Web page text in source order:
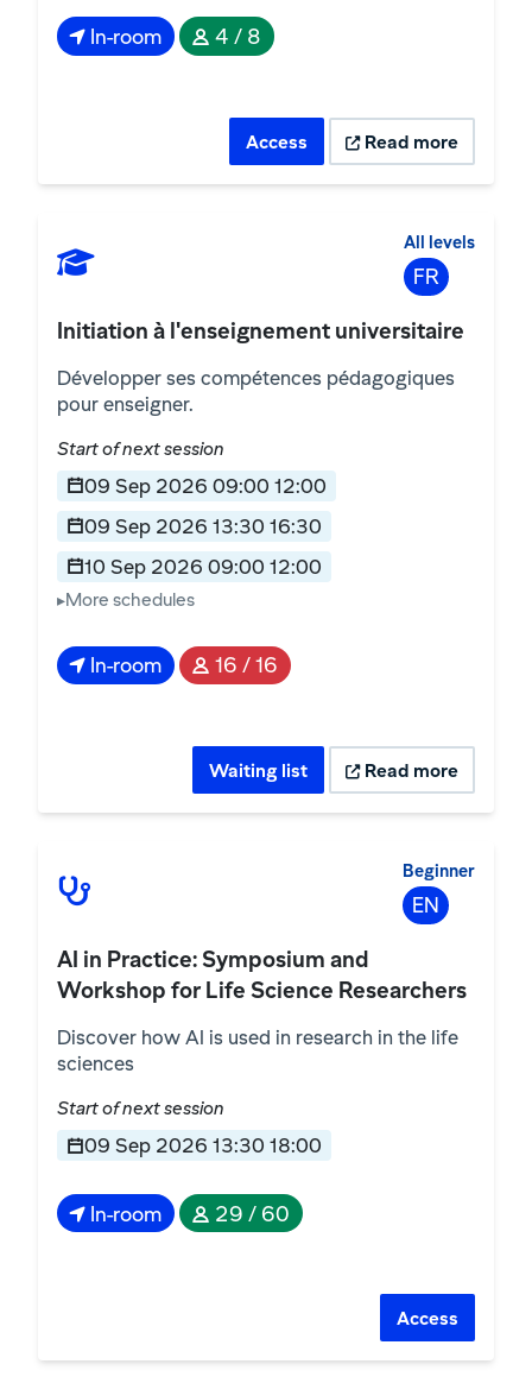
In-room 4 / 8
Access Read more
All levels
FR
Initiation à l'enseignement universitaire
Développer ses compétences pédagogiques
pour enseigner.
Start of next session
09 Sep 2026 09:00 12:00
09 Sep 2026 13:30 16:30
10 Sep 2026 09:00 12:00
10 Sep 2026 13:30 16:30
11 Sep 2026 09:00 12:00
11 Sep 2026 13:30 16:30
In-room 16 / 16
Waiting list Read more
Beginner
EN
AI in Practice: Symposium and
Workshop for Life Science Researchers
Discover how AI is used in research in the life
sciences
Start of next session
09 Sep 2026 13:30 18:00
In-room 29 / 60
Access